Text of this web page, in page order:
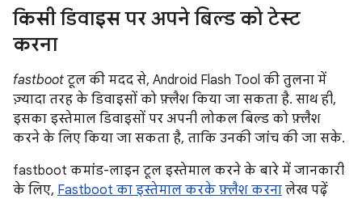
किसी डिवाइस पर अपने बिल्ड को टेस्ट
करना
fastboot टूल की मदद से, Android Flash Tool की तुलना में
ज़्यादा तरह के डिवाइसों को फ़्लैश किया जा सकता है. साथ ही,
इसका इस्तेमाल डिवाइसों पर अपनी लोकल बिल्ड को फ़्लैश
करने के लिए किया जा सकता है, ताकि उनकी जांच की जा सके.
fastboot कमांड-लाइन टूल इस्तेमाल करने के बारे में जानकारी
के लिए, Fastboot का इस्तेमाल करके फ़्लैश करना लेख पढ़ें